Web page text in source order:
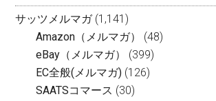
サッツメルマガ(1,141)
Amazon（メルマガ）
(48)
eBay（メルマガ）
(399)
EC全般(メルマガ) (126)
SAATSコマース (30)